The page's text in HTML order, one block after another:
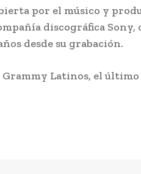
por el músico y
discográfica
desde su grabación.
Latinos, el último